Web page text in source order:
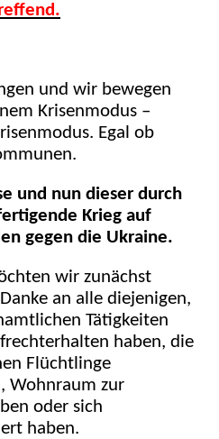
und wir bewegen
Krisenmodus –
Egal ob
und nun dieser durch
Krieg auf
gegen die Ukraine.
wir zunächst
an alle diejenigen,
Tätigkeiten
haben, die
Flüchtlinge
Wohnraum zur
oder sich
haben.